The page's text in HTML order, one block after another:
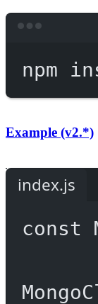
npm
Example (v2.*)
index.js
const